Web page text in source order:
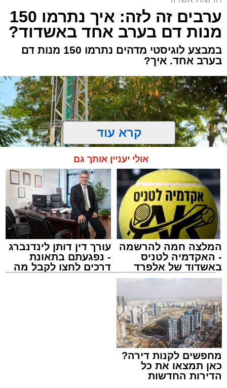
ערבים זה לזה: איך נתרמו 150
מנות דם בערב אחד באשדוד?
במבצע לוגיסטי מדהים נתרמו 150 מנות דם
בערב אחד. איך?
התרמת דם. מדא
מנהל האתר / 21:31 09.08.26
תגים:מד"א, התרמת דם
150 את חניות הרכבים ליד ה'שטיבלעך' קהל
קרא עוד
אולי יעניין אותך גם
המלצה חמה להרשמה
- האקדמיה לטניס
באשדוד של אלפרד
קריאולנסקי - לילדים
עורך דין דותן לינדנברג
- נפגעתם בתאונת
דרכים לחצו לקבל מה
מחפשים לקנות דירה?
כאן תמצאו את כל
הדירות החדשות